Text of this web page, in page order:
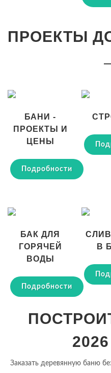
ПРОЕКТЫ
БАНИ -
ПРОЕКТЫ И
ЦЕНЫ
Подробности
БАК ДЛЯ
ГОРЯЧЕЙ
ВОДЫ
Подробности
В
Заказать деревянную баню